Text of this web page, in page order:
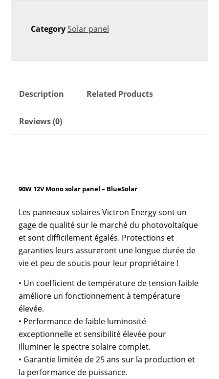
Category Solar panel
Description Related Products
Reviews (0)
90W 12V Mono solar panel – BlueSolar
Les panneaux solaires Victron Energy sont un
gage de qualité sur le marché du photovoltaïque
et sont difficilement égalés. Protections et
garanties leurs assureront une longue durée de
vie et peu de soucis pour leur propriétaire !
• Un coefficient de température de tension faible
améliore un fonctionnement à température
élevée.
• Performance de faible luminosité
exceptionnelle et sensibilité élevée pour
illuminer le spectre solaire complet.
• Garantie limitée de 25 ans sur la production et
la performance de puissance.